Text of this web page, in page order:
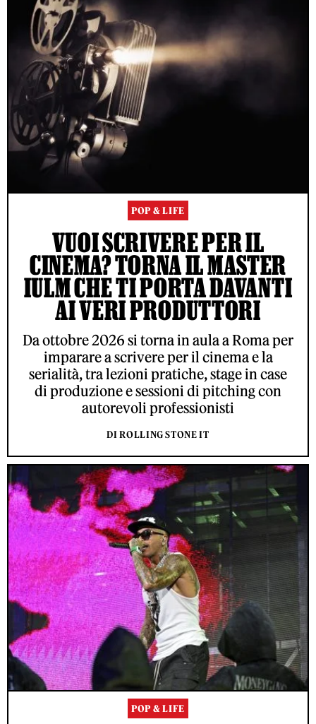
POP & LIFE
VUOI SCRIVERE PER IL
CINEMA? TORNA IL MASTER
IULM CHE TI PORTA DAVANTI
AI VERI PRODUTTORI
Da ottobre 2026 si torna in aula a Roma per
imparare a scrivere per il cinema e la
serialità, tra lezioni pratiche, stage in case
di produzione e sessioni di pitching con
autorevoli professionisti
DI ROLLING STONE IT
POP & LIFE